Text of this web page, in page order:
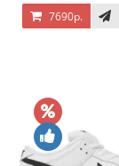
7690р.